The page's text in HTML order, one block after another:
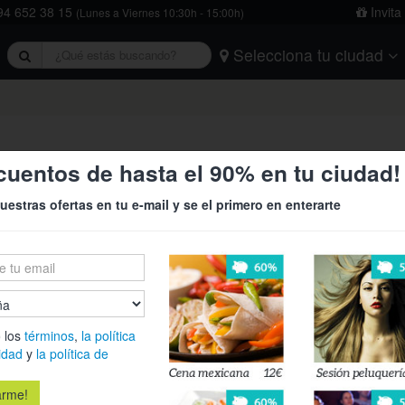
652 38 15 (Lunes a Viernes 10:30h - 15:00h)
Selecciona tu ciudad
Tarragona Valencia Vitoria
5 o 6 personas ¡Resuelve el
Conviértete
resuelve el
Room
de hasta el 90% en tu ciudad!
ofertas en tu e-mail y se el primero en enterarte
lostérminos, la política
y la política de